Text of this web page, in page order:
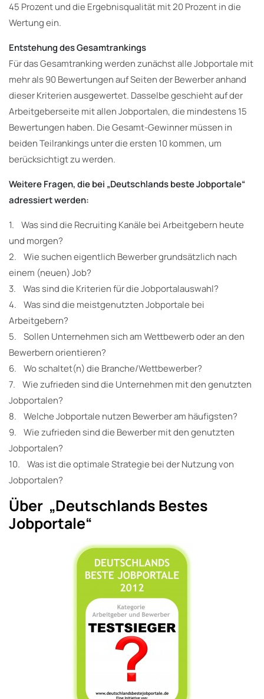
45 Prozent und die Ergebnisqualität mit 20 Prozent in die
Wertung ein.
Entstehung des Gesamtrankings
Für das Gesamtranking werden zunächst alle Jobportale mit
mehr als 90 Bewertungen auf Seiten der Bewerber anhand
dieser Kriterien ausgewertet. Dasselbe geschieht auf der
Arbeitgeberseite mit allen Jobportalen, die mindestens 15
Bewertungen haben. Die Gesamt-Gewinner müssen in
beiden Teilrankings unter die ersten 10 kommen, um
berücksichtigt zu werden.
Weitere Fragen, die bei „Deutschlands beste Jobportale“
adressiert werden:
1. Was sind die Recruiting Kanäle bei Arbeitgebern heute
und morgen?
2. Wie suchen eigentlich Bewerber grundsätzlich nach
einem (neuen) Job?
3. Was sind die Kriterien für die Jobportalauswahl?
4. Was sind die meistgenutzten Jobportale bei
Arbeitgebern?
5. Sollen Unternehmen sich am Wettbewerb oder an den
Bewerbern orientieren?
6. Wo schaltet(n) die Branche/Wettbewerber?
7. Wie zufrieden sind die Unternehmen mit den genutzten
Jobportalen?
8. Welche Jobportale nutzen Bewerber am häufigsten?
9. Wie zufrieden sind die Bewerber mit den genutzten
Jobportalen?
10. Was ist die optimale Strategie bei der Nutzung von
Jobportalen?
Über „Deutschlands Bestes
Jobportale“